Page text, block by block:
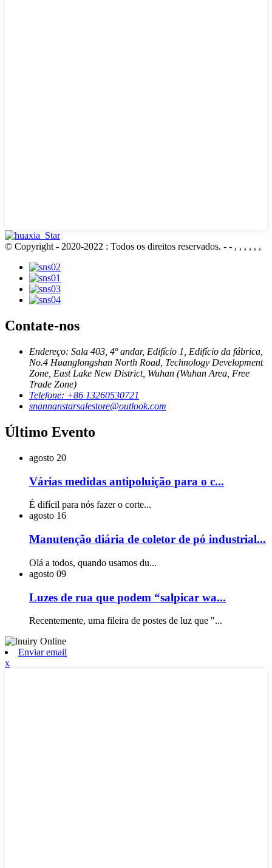
© Copyright - 2020-2022 : Todos os direitos reservados. - - , , , , , ,
Contate-nos
Endereço: Sala 403, 4º andar, Edifício 1, Edifício da fábrica,
No.4 Huanglongshan North Road, Technology Development
Zone, East Lake New District, Wuhan (Wuhan Area, Free
Trade Zone)
Telefone: +86 13260530721
snannanstarsalestore@outlook.com
Último Evento
agosto 20
Várias medidas antipoluição para o c...
É difícil para nós fazer o corte...
agosto 16
Manutenção diária de coletor de pó industrial...
Olá a todos, quando usamos du...
agosto 09
Luzes de rua que podem “salpicar wa...
Recentemente, uma fileira de postes de luz que "...
Enviar email
x